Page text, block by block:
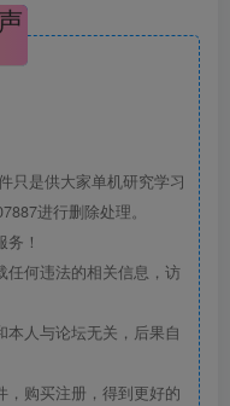
只是供大家单机研究学习
进行删除处理。
！
任何违法的相关信息，访
人与论坛无关，后果自
，购买注册，得到更好的